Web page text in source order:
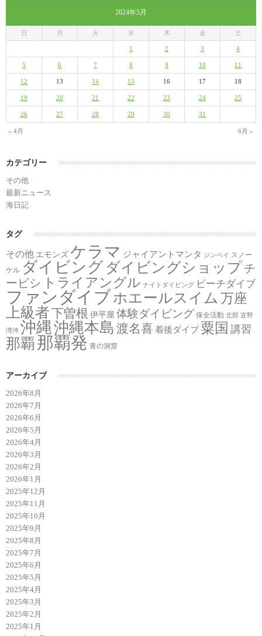
2024年5月
日 月 火 水 木 金 土
« 4月 6月 »
1 2 3 4
5 6 7 8 9 10 11
12 13 14 15 16 17 18
19 20 21 22 23 24 25
26 27 28 29 30 31
カテゴリー
その他
最新ニュース
海日記
タグ
その他 エモンズ ケラマ ジャイアントマンタ ジンベイ スノー
ケル ダイビング ダイビングショップチ
ービシ トライアングル ナイトダイビング ビーチダイブ
ファンダイブホエールスイム 万座
上級者下曽根 伊平屋 体験ダイビング 保全活動 北部 宜野
湾沖 沖縄沖縄本島 渡名喜 着後ダイブ 粟国 講習
那覇 那覇発 青の洞窟
アーカイブ
2026年8月
2026年7月
2026年6月
2026年5月
2026年4月
2026年3月
2026年2月
2026年1月
2025年12月
2025年11月
2025年10月
2025年9月
2025年8月
2025年7月
2025年6月
2025年5月
2025年4月
2025年3月
2025年2月
2025年1月